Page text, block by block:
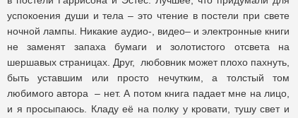
успокоения души и тела – это чтение в постели при свете
ночной лампы. Никакие аудио-, видео– и электронные книги
не заменят запаха бумаги и золотистого отсвета на
шершавых страницах. Друг, любовник может плохо пахнуть,
быть уставшим или просто нечутким, а толстый том
любимого автора – нет. А потом книга падает мне на лицо,
и я просыпаюсь. Кладу её на полку у кровати, тушу свет и